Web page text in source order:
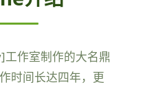
作室制作的大名鼎
时间长达四年，更